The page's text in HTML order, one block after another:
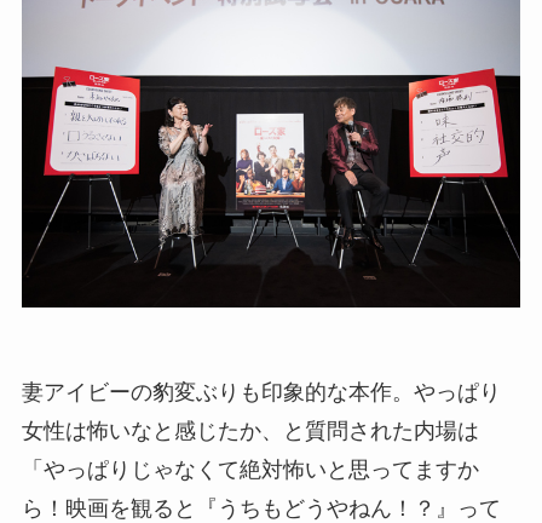
妻アイビーの豹変ぶりも印象的な本作。やっぱり
女性は怖いなと感じたか、と質問された内場は
「やっぱりじゃなくて絶対怖いと思ってますか
ら！映画を観ると『うちもどうやねん！？』って